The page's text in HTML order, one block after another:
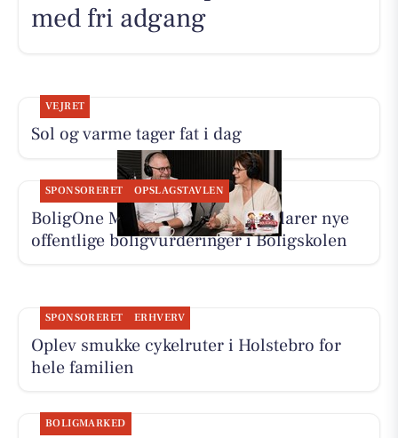
med fri adgang
VEJRET
Sol og varme tager fat i dag
SPONSORERET OPSLAGSTAVLEN
BoligOne Mogens Kragh I/S forklarer nye
offentlige boligvurderinger i Boligskolen
SPONSORERET ERHVERV
Oplev smukke cykelruter i Holstebro for
hele familien
BOLIGMARKED